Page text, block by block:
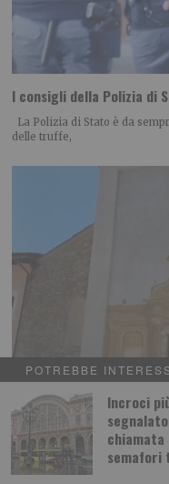
POTREBBE
Incroci
I consigli della Polizia di
La Polizia di Stato è da
delle truffe,